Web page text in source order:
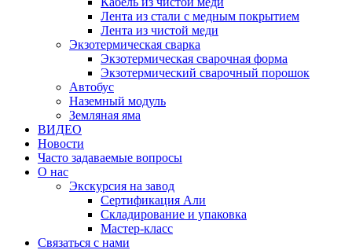
Лента из стали с медным покрытием
Лента из чистой меди
Экзотермическая сварка
Экзотермическая сварочная форма
Экзотермический сварочный порошок
Автобус
Наземный модуль
Земляная яма
ВИДЕО
Новости
Часто задаваемые вопросы
О нас
Экскурсия на завод
Сертификация Али
Складирование и упаковка
Мастер-класс
Связаться с нами